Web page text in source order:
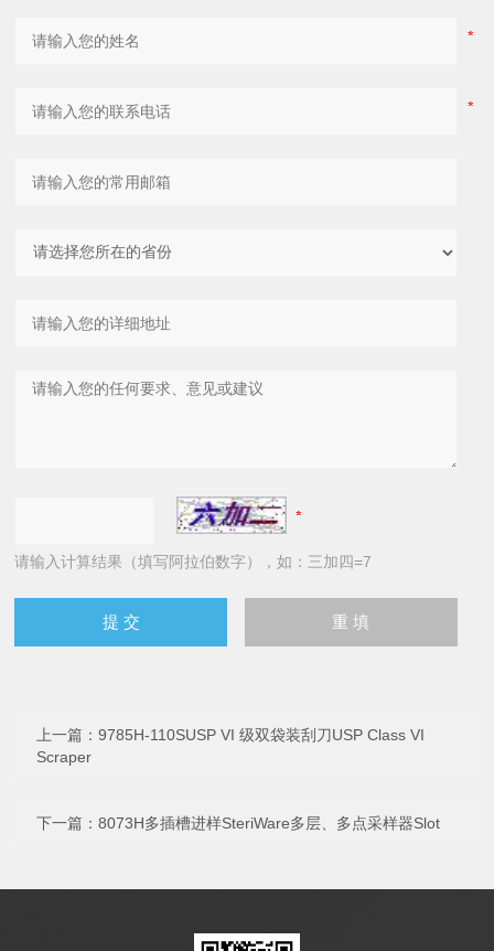
请输入计算结果（填写阿拉伯数字），如：三加四=7
上一篇：9785H-110SUSP VI 级双袋装刮刀USP Class VI
Scraper
下一篇：8073H多插槽进样SteriWare多层、多点采样器Slot